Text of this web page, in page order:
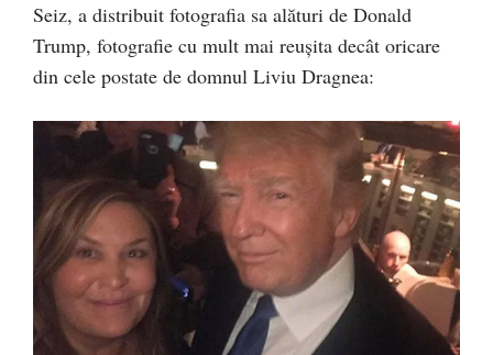
Seiz, a distribuit fotografia sa alături de Donald
Trump, fotografie cu mult mai reușita decât oricare
din cele postate de domnul Liviu Dragnea: